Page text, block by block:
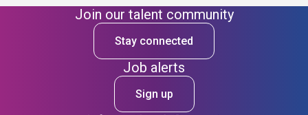
Join our talent community
Stay connected
Job alerts
Sign up